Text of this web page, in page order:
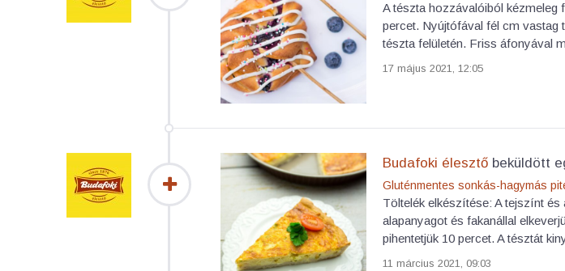
A tészta hozzávalóiból kézmeleg
percet. Nyújtófával fél cm vastag
tészta felületén. Friss áfonyával
17 május 2021, 12:05
Budafoki élesztő beküldött
Gluténmentes sonkás-hagymás
Töltelék elkészítése: A tejszínt
alapanyagot és fakanállal
pihentetjük 10 percet. A tésztát
11 március 2021, 09:03